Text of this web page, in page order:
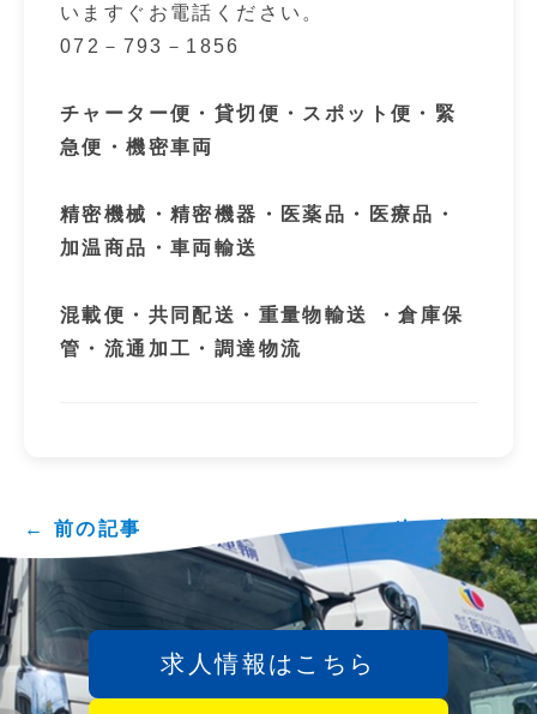
いますぐお電話ください。
072－793－1856
チャーター便・貸切便・スポット便・緊
急便・機密車両
精密機械・精密機器・医薬品・医療品・
加温商品・車両輸送
混載便・共同配送・重量物輸送 ・倉庫保
管・流通加工・調達物流
← 前の記事 次の記事 →
求人情報はこちら